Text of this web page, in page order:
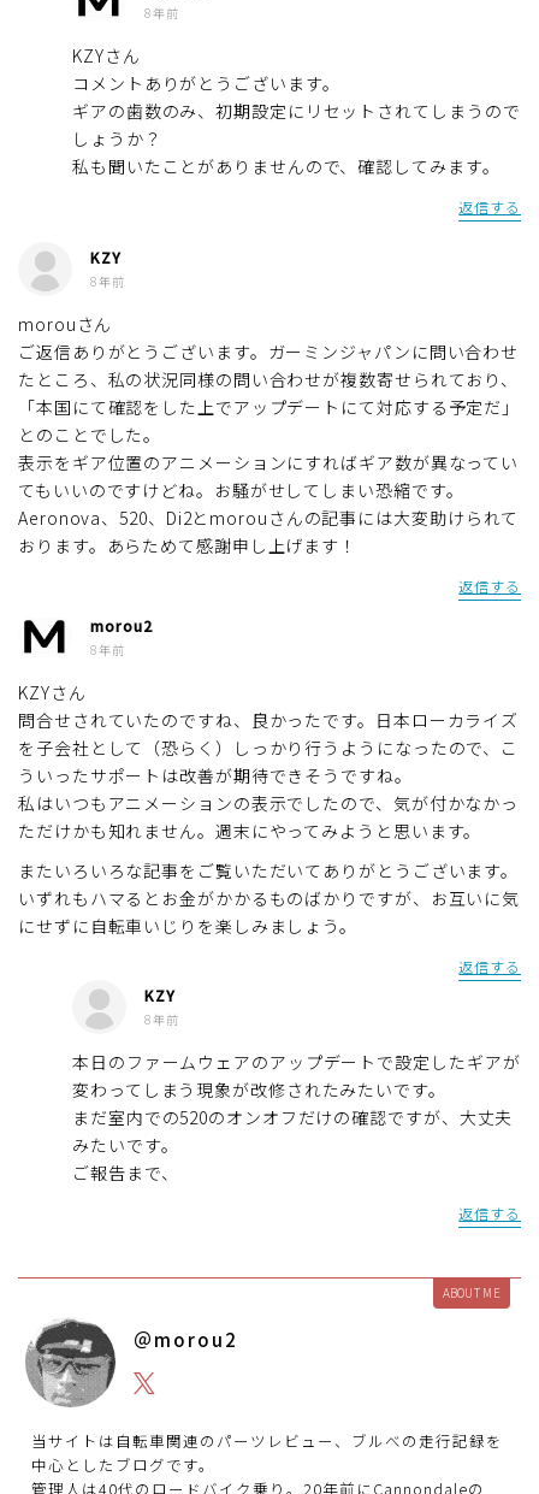
8年前
KZYさん
コメントありがとうございます。
ギアの歯数のみ、初期設定にリセットされてしまうので
しょうか？
私も聞いたことがありませんので、確認してみます。
返信する
KZY
8年前
morouさん
ご返信ありがとうございます。ガーミンジャパンに問い合わせ
たところ、私の状況同様の問い合わせが複数寄せられており、
「本国にて確認をした上でアップデートにて対応する予定だ」
とのことでした。
表示をギア位置のアニメーションにすればギア数が異なってい
てもいいのですけどね。お騒がせしてしまい恐縮です。
Aeronova、520、Di2とmorouさんの記事には大変助けられて
おります。あらためて感謝申し上げます！
返信する
morou2
8年前
KZYさん
問合せされていたのですね、良かったです。日本ローカライズ
を子会社として（恐らく）しっかり行うようになったので、こ
ういったサポートは改善が期待できそうですね。
私はいつもアニメーションの表示でしたので、気が付かなかっ
ただけかも知れません。週末にやってみようと思います。
またいろいろな記事をご覧いただいてありがとうございます。
いずれもハマるとお金がかかるものばかりですが、お互いに気
にせずに自転車いじりを楽しみましょう。
返信する
KZY
8年前
本日のファームウェアのアップデートで設定したギアが
変わってしまう現象が改修されたみたいです。
まだ室内での520のオンオフだけの確認ですが、大丈夫
みたいです。
ご報告まで、
返信する
ABOUT ME
＠morou2
当サイトは自転車関連のパーツレビュー、ブルべの走行記録を
中心としたブログです。
管理人は40代のロードバイク乗り。20年前にCannondaleの